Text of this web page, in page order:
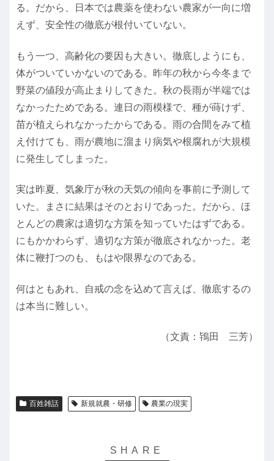
る。だから、日本では農薬を使わない農家が一向に増
えず、安全性の徹底が根付いていない。
もう一つ、高齢化の要因も大きい。徹底しようにも、
体がついていかないのである。昨年の秋から今冬まで
野菜の値段が高止まりしてきた。秋の長雨が半端では
なかったためである。連日の雨模様で、種が蒔けず、
苗が植えられなかったからである。雨の合間をみて植
え付けても、雨が農地に溜まり病気や根腐れが大規模
に発生してしまった。
実は昨夏、気象庁が秋の天気の傾向を事前に予測して
いた。まさに結果はそのとおりであった。だから、ほ
とんどの農家は適切な方策を知っていたはずである。
にもかかわらず、適切な方策が徹底されなかった。老
体に鞭打つのも、もはや限界なのである。
何はともあれ、自戒の念を込めて言えば、徹底するの
は本当に難しい。
（文責：鴇田 三芳）
百姓雑話 新規就農・研修 農業の現実